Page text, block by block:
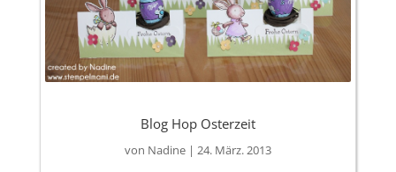
Blog Hop Osterzeit
von Nadine| 24. März. 2013